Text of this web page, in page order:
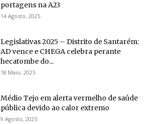
portagens na A23
14 Agosto, 2025
Legislativas 2025 – Distrito de Santarém:
AD vence e CHEGA celebra perante
hecatombe do...
18 Maio, 2025
Médio Tejo em alerta vermelho de saúde
pública devido ao calor extremo
9 Agosto, 2025